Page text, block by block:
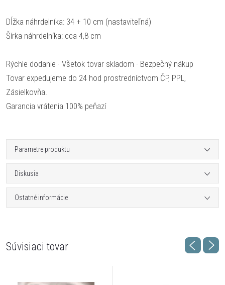
Dĺžka náhrdelníka: 34 + 10 cm (nastaviteľná)
Šírka náhrdelníka: cca 4,8 cm
Rýchle dodanie · Všetok tovar skladom · Bezpečný nákup
Tovar expedujeme do 24 hod prostredníctvom ČP, PPL,
Zásielkovňa.
Garancia vrátenia 100% peňazí
Parametre produktu
Diskusia
Ostatné informácie
Súvisiaci tovar